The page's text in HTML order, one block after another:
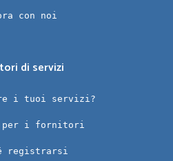
con noi
di servizi
i tuoi servizi?
per i fornitori
registrarsi